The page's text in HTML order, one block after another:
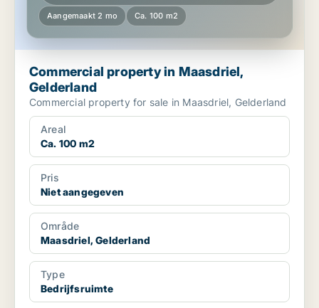
Aangemaakt 2 mo Ca. 100 m2
Commercial property in Maasdriel,
Gelderland
Commercial property for sale in Maasdriel, Gelderland
Areal
Ca. 100 m2
Pris
Niet aangegeven
Område
Maasdriel, Gelderland
Type
Bedrijfsruimte